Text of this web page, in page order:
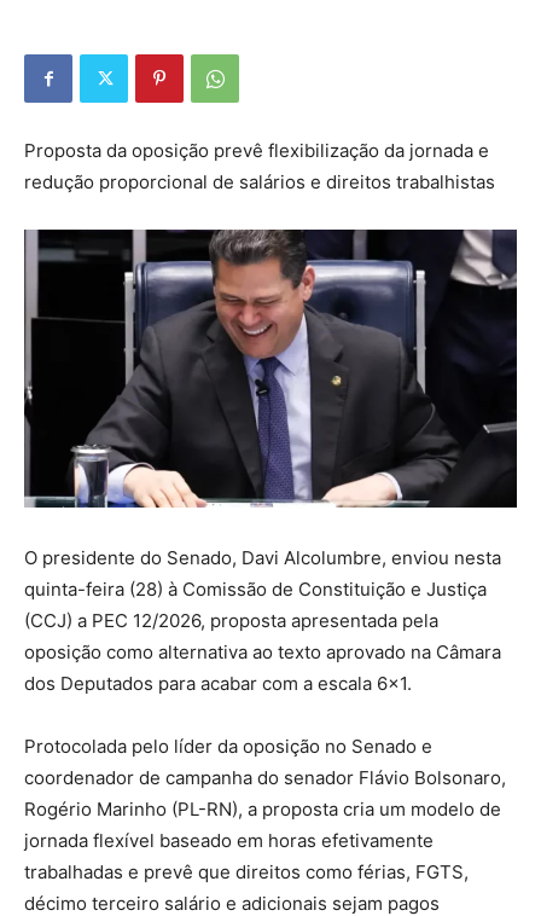
Proposta da oposição prevê flexibilização da jornada e
redução proporcional de salários e direitos trabalhistas
O presidente do Senado, Davi Alcolumbre, enviou nesta
quinta-feira (28) à Comissão de Constituição e Justiça
(CCJ) a PEC 12/2026, proposta apresentada pela
oposição como alternativa ao texto aprovado na Câmara
dos Deputados para acabar com a escala 6×1.
Protocolada pelo líder da oposição no Senado e
coordenador de campanha do senador Flávio Bolsonaro,
Rogério Marinho (PL-RN), a proposta cria um modelo de
jornada flexível baseado em horas efetivamente
trabalhadas e prevê que direitos como férias, FGTS,
décimo terceiro salário e adicionais sejam pagos